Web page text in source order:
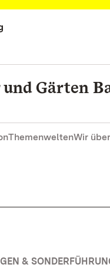
Gärten
ThemenweltenWir
&